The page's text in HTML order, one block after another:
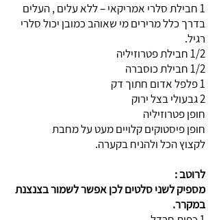
1 חבילת סלרי אמריקאי – ללא עלים , העלים
בדרך כלל מרירים מי שאוהב כמובן יכול סלרי
רגיל.
1/2 חבילת פטרוזיליה
1/2 חבילת כוסברה
1 פלפל אדום חתוך דק
2 גבעולי בצל ירוק
חופן פטרוזיליה
חופן פיסטוקים קלויים מעט על מחבת
לקצוץ הכל ולהניח בקערה.
לרוטב :
מספיק לשני סלטים לכן אפשר לשמור בצנצנת
במקרר.